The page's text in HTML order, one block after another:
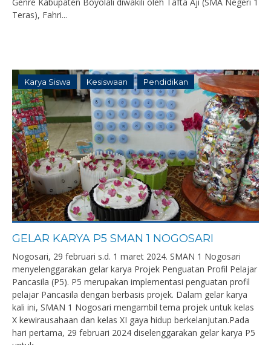
Teras), Fahri...
Karya Siswa Kesiswaan Pendidikan
GELAR KARYA P5 SMAN 1 NOGOSARI
Nogosari, 29 februari s.d. 1 maret 2024. SMAN 1 Nogosari
menyelenggarakan gelar karya Projek Penguatan Profil Pelajar
Pancasila (P5). P5 merupakan implementasi penguatan profil
pelajar Pancasila dengan berbasis projek. Dalam gelar karya
kali ini, SMAN 1 Nogosari mengambil tema projek untuk kelas
X kewirausahaan dan kelas XI gaya hidup berkelanjutan.Pada
hari pertama, 29 februari 2024 diselenggarakan gelar karya P5